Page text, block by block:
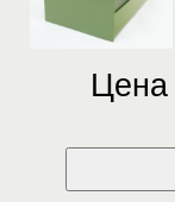
Цена